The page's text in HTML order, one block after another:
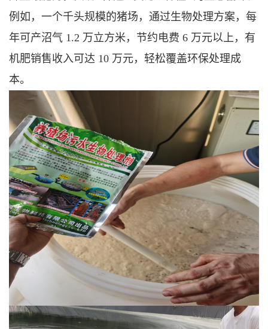
例如，一个千头规模的猪场，通过生物处理方案，每
年可产沼气 1.2 万立方米，节约电费 6 万元以上，有
机肥销售收入可达 10 万元，轻松覆盖环保处理成
本。